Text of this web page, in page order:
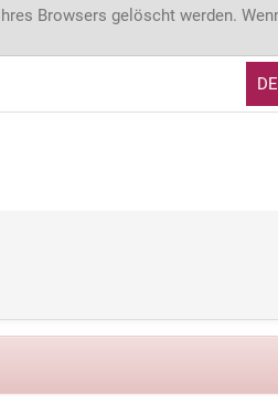
Browsers gelöscht werden.
DE